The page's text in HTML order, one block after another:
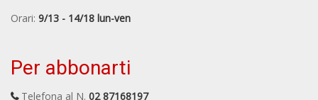
Orari: 9/13 - 14/18 lun-ven
Per abbonarti
Telefona al N. 02 87168197